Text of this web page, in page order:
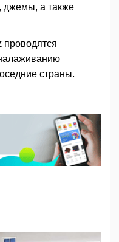
джемы, а также
страны.